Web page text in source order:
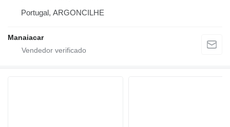
Portugal, ARGONCILHE
Manaiacar